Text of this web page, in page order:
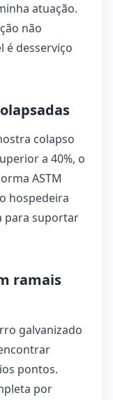
atuação.
não
é desserviço
colapso
a 40%, o
ASTM
hospedeira
para suportar
ramais
galvanizado
pontos.
por